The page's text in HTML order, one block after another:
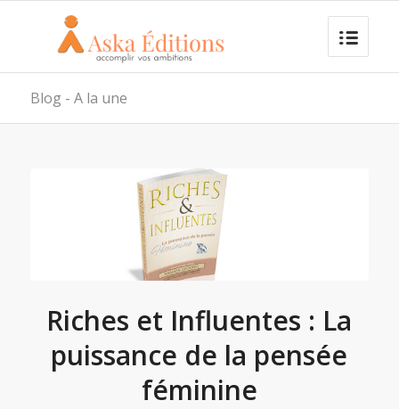
Blog - A la une
Riches et Influentes : La
puissance de la pensée
féminine